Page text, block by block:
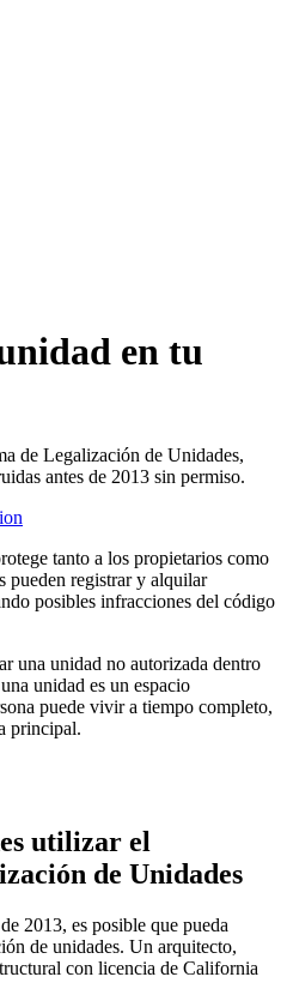
en tu
de Legalización de Unidades,
antes de 2013 sin permiso.
tanto a los propietarios como
pueden registrar y alquilar
posibles infracciones del código
una unidad no autorizada dentro
unidad es un espacio
puede vivir a tiempo completo,
principal.
utilizar el
de Unidades
2013, es posible que pueda
de unidades. Un arquitecto,
con licencia de California